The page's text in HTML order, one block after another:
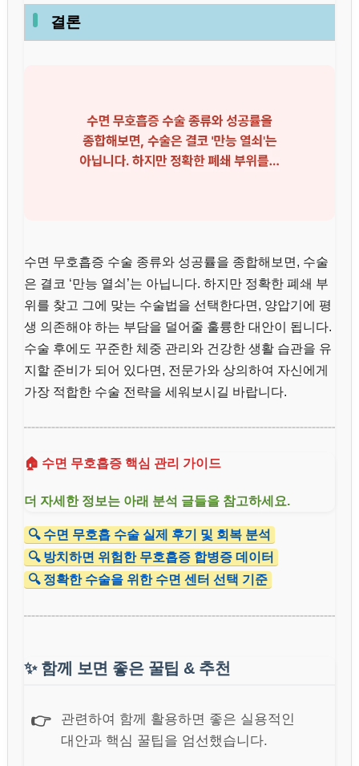
결론
수면 무호흡증 수술 종류와 성공률을 종합해보면, 수술
은 결코 ‘만능 열쇠’는 아닙니다. 하지만 정확한 폐쇄 부
위를 찾고 그에 맞는 수술법을 선택한다면, 양압기에 평
생 의존해야 하는 부담을 덜어줄 훌륭한 대안이 됩니다.
수술 후에도 꾸준한 체중 관리와 건강한 생활 습관을 유
지할 준비가 되어 있다면, 전문가와 상의하여 자신에게
가장 적합한 수술 전략을 세워보시길 바랍니다.
🏠 수면 무호흡증 핵심 관리 가이드
더 자세한 정보는 아래 분석 글들을 참고하세요.
🔍 수면 무호흡 수술 실제 후기 및 회복 분석
🔍 방치하면 위험한 무호흡증 합병증 데이터
🔍 정확한 수술을 위한 수면 센터 선택 기준
✨ 함께 보면 좋은 꿀팁 & 추천
👉
관련하여 함께 활용하면 좋은 실용적인
대안과 핵심 꿀팁을 엄선했습니다.